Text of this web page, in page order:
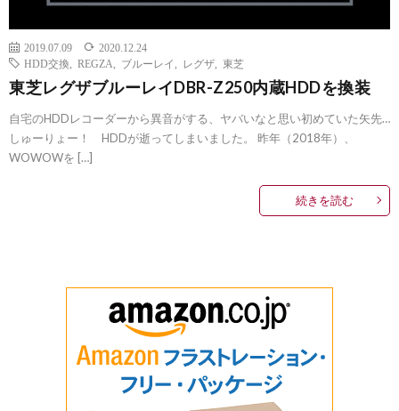
2019.07.09
2020.12.24
HDD交換
REGZA ブルーレイ レグザ 東芝
東芝レグザブルーレイDBR-Z250内蔵HDDを換装
自宅のHDDレコーダーから異音がする、ヤバいなと思い初めていた矢先…
しゅーりょー！ HDDが逝ってしまいました。 昨年（2018年）、
WOWOWを […]
続きを読む